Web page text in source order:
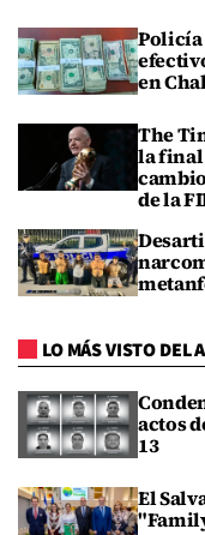
Policía
en
The
la final
de la
LO MÁS VISTO DEL
actos
13
El